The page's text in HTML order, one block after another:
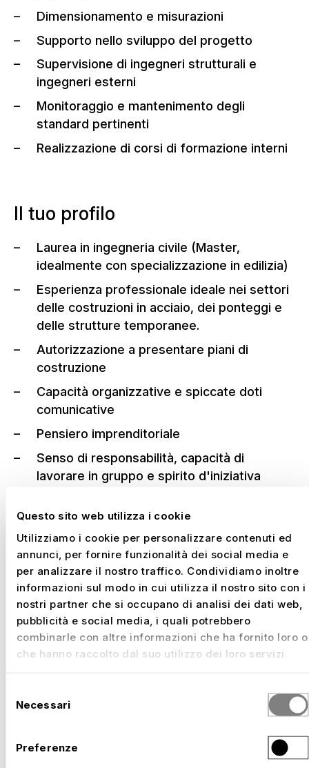
Questo sito web utilizza i cookie
Utilizziamo i cookie per personalizzare contenuti ed
annunci, per fornire funzionalità dei social media e
per analizzare il nostro traffico. Condividiamo inoltre
informazioni sul modo in cui utilizza il nostro sito con i
nostri partner che si occupano di analisi dei dati web,
pubblicità e social media, i quali potrebbero
combinarle con altre informazioni che ha fornito loro o
che hanno raccolto dal suo utilizzo dei loro servizi.
delNecessari
Preferenze
Dimensionamento e misurazioni
Supporto nello sviluppo del progetto
Supervisione di ingegneri strutturali e
ingegneri esterni
Monitoraggio e mantenimento degli
standard pertinenti
Realizzazione di corsi di formazione interni
Il tuo profilo
Laurea in ingegneria civile (Master,
idealmente con specializzazione in edilizia)
Esperienza professionale ideale nei settori
delle costruzioni in acciaio, dei ponteggi e
delle strutture temporanee.
Autorizzazione a presentare piani di
costruzione
Capacità organizzative e spiccate doti
comunicative
Pensiero imprenditoriale
Senso di responsabilità, capacità di
lavorare in gruppo e spirito d'iniziativa
Parliamo
–
SIETE INTERESSATI?
Lasciatevi contagiare dalla nostra passione e
candidatevi subito.
Cosa vi offriamo?